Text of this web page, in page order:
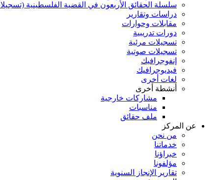
سلسلة الحقائق الأربعون في القضية الفلسطينية
دراسات وتقارير
مقابلات وحوارات
دورات تدريبية
تسجيلات مرئية
تسجيلات صوتية
إنفوجرافيك
فيديوجرافيك
لغات أخرى
أنشطة أخرى
مشاركات خارجية
مناسبات
ملف حقائق
عن المركز
من نحن
خدماتنا
خبراؤنا
مؤلفونا
تقارير الإنجاز السنوية